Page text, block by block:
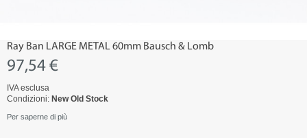
Ray Ban LARGE METAL 60mm Bausch & Lomb
97,54 €
IVA esclusa
Condizioni: New Old Stock
Per saperne di più